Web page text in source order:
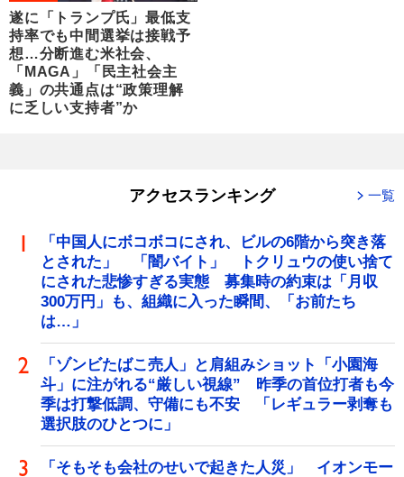
遂に「トランプ氏」最低支
持率でも中間選挙は接戦予
想…分断進む米社会、
「MAGA」「民主社会主
義」の共通点は“政策理解
に乏しい支持者”か
アクセスランキング 一覧
「中国人にボコボコにされ、ビルの6階から突き落
とされた」 「闇バイト」 トクリュウの使い捨て
にされた悲惨すぎる実態 募集時の約束は「月収
300万円」も、組織に入った瞬間、「お前たち
は…」
「ゾンビたばこ売人」と肩組みショット「小園海
斗」に注がれる“厳しい視線” 昨季の首位打者も今
季は打撃低調、守備にも不安 「レギュラー剥奪も
選択肢のひとつに」
「そもそも会社のせいで起きた人災」 イオンモー